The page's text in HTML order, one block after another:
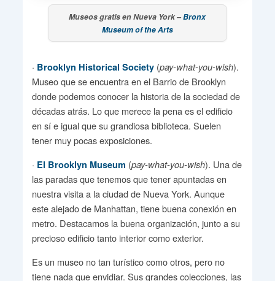
Museos gratis en Nueva York –Bronx
Museum of the Arts
· Brooklyn Historical Society(pay-what-you-wish).
Museo que se encuentra en el Barrio de Brooklyn
donde podemos conocer la historia de la sociedad de
décadas atrás. Lo que merece la pena es el edificio
en sí e igual que su grandiosa biblioteca. Suelen
tener muy pocas exposiciones.
· El Brooklyn Museum (pay-what-you-wish). Una de
las paradas que tenemos que tener apuntadas en
nuestra visita a la ciudad de Nueva York. Aunque
este alejado de Manhattan, tiene buena conexión en
metro. Destacamos la buena organización, junto a su
precioso edificio tanto interior como exterior.
Es un museo no tan turístico como otros, pero no
tiene nada que envidiar. Sus grandes colecciones, las